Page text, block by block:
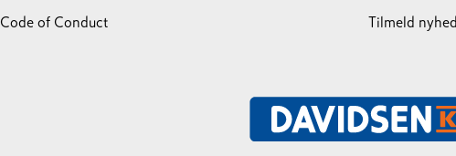
Code of Conduct Tilmeld